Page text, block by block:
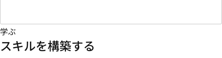
学ぶ
スキルを構築する